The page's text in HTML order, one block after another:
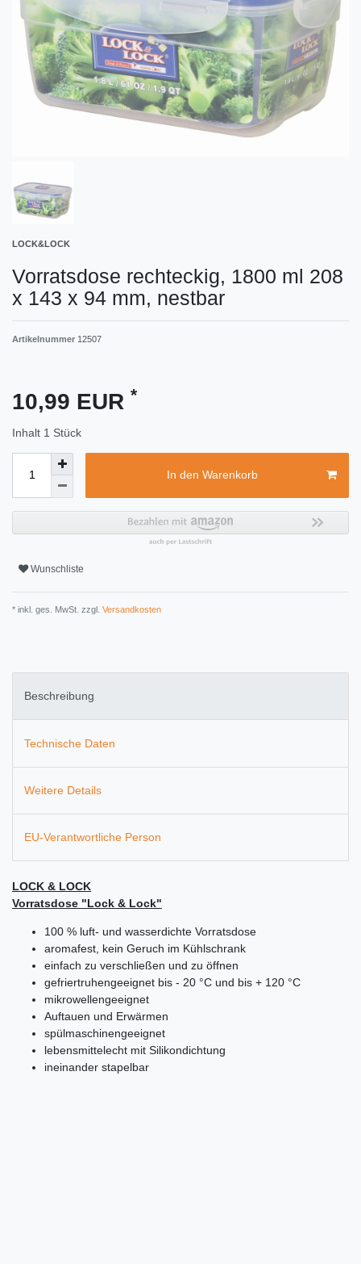
LOCK&LOCK
Vorratsdose rechteckig, 1800 ml 208
x 143 x 94 mm, nestbar
Artikelnummer 12507
10,99 EUR *
Inhalt 1 Stück
In den Warenkorb
Wunschliste
* inkl. ges. MwSt. zzgl. Versandkosten
Beschreibung
Technische Daten
Weitere Details
EU-Verantwortliche Person
LOCK & LOCK
Vorratsdose "Lock & Lock"
100 % luft- und wasserdichte Vorratsdose
aromafest, kein Geruch im Kühlschrank
einfach zu verschließen und zu öffnen
gefriertruhengeeignet bis - 20 °C und bis + 120 °C
mikrowellengeeignet
Auftauen und Erwärmen
spülmaschinengeeignet
lebensmittelecht mit Silikondichtung
ineinander stapelbar